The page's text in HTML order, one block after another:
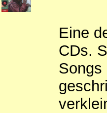
Eine
CDs.
Songs